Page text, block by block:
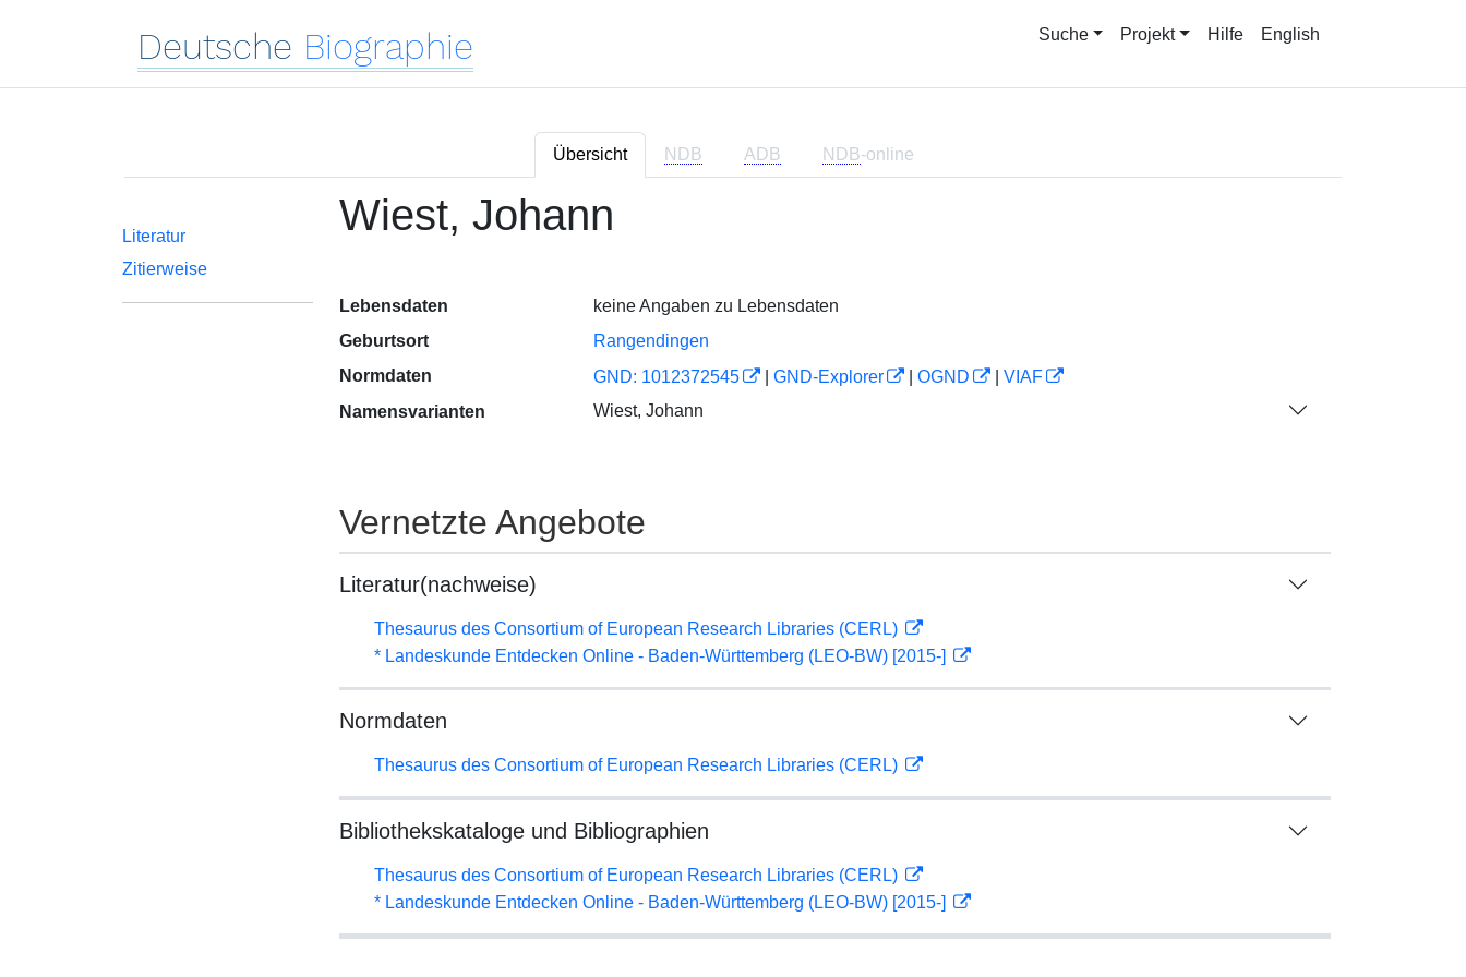
Deutsche Biographie Suche Projekt Hilfe English
Übersicht NDB ADB NDB-online
Literatur
Zitierweise
Wiest, Johann
Lebensdaten
keine Angaben zu Lebensdaten
Geburtsort
Rangendingen
Normdaten
GND: 1012372545 GND-Explorer OGND
VIAF
Namensvarianten
Wiest, Johann
Vernetzte Angebote
Literatur(nachweise)
Thesaurus des Consortium of European Research Libraries (CERL)
* Landeskunde Entdecken Online - Baden-Württemberg (LEO-BW) [2015-]
Normdaten
Thesaurus des Consortium of European Research Libraries (CERL)
Bibliothekskataloge und Bibliographien
Thesaurus des Consortium of European Research Libraries (CERL)
* Landeskunde Entdecken Online - Baden-Württemberg (LEO-BW) [2015-]